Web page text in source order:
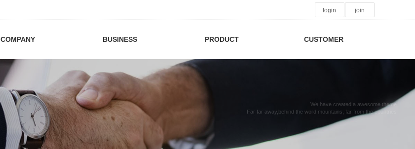
login join
COMPANY BUSINESS PRODUCT CUSTOMER
We have created a awesome theme
Far far away,behind the word mountains, far from the countries